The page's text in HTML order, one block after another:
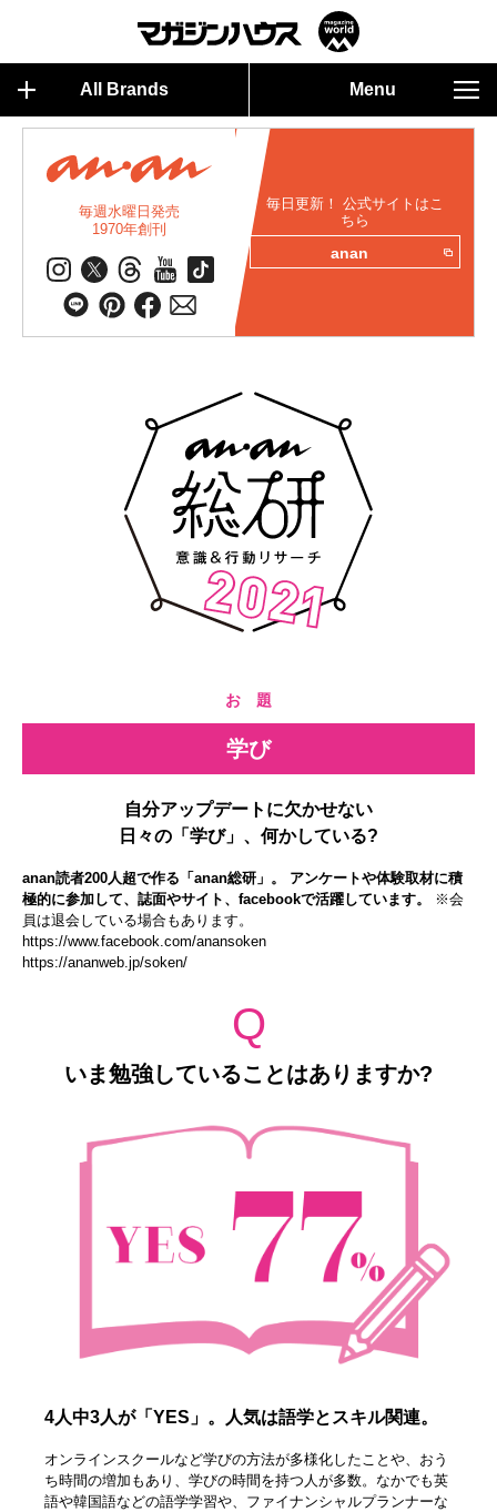
All Brands Menu
毎週水曜日発売
1970年創刊
毎日更新！ 公式サイトはこ
ちら
anan
お 題
学び
自分アップデートに欠かせない
日々の「学び」、何かしている?
anan読者200人超で作る「anan総研」。 アンケートや体験取材に積
極的に参加して、誌面やサイト、facebookで活躍しています。
※会
員は退会している場合もあります。
https://www.facebook.com/anansoken
https://ananweb.jp/soken/
Q
いま勉強していることはありますか?
4人中3人が「YES」。人気は語学とスキル関連。
オンラインスクールなど学びの方法が多様化したことや、おう
ち時間の増加もあり、学びの時間を持つ人が多数。なかでも英
語や韓国語などの語学学習や、ファイナンシャルプランナーな